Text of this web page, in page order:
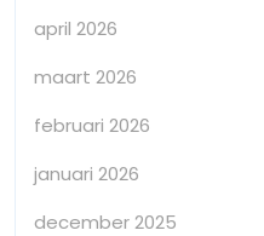
april 2026
maart 2026
februari 2026
januari 2026
december 2025